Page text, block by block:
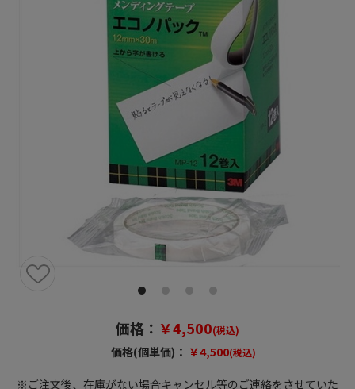
価格： ￥4,500(税込)
価格(個単価)： ￥4,500(税込)
※ご注文後、在庫がない場合キャンセル等のご連絡をさせていた